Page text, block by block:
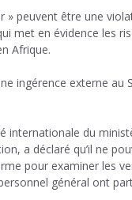
» peuvent être une
met en évidence les
Afrique.
ingérence externe
internationale du
a déclaré qu’il ne
pour examiner les
général ont